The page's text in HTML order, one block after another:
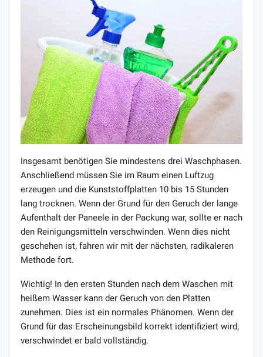
Insgesamt benötigen Sie mindestens drei Waschphasen.
Anschließend müssen Sie im Raum einen Luftzug
erzeugen und die Kunststoffplatten 10 bis 15 Stunden
lang trocknen. Wenn der Grund für den Geruch der lange
Aufenthalt der Paneele in der Packung war, sollte er nach
den Reinigungsmitteln verschwinden. Wenn dies nicht
geschehen ist, fahren wir mit der nächsten, radikaleren
Methode fort.
Wichtig! In den ersten Stunden nach dem Waschen mit
heißem Wasser kann der Geruch von den Platten
zunehmen. Dies ist ein normales Phänomen. Wenn der
Grund für das Erscheinungsbild korrekt identifiziert wird,
verschwindet er bald vollständig.